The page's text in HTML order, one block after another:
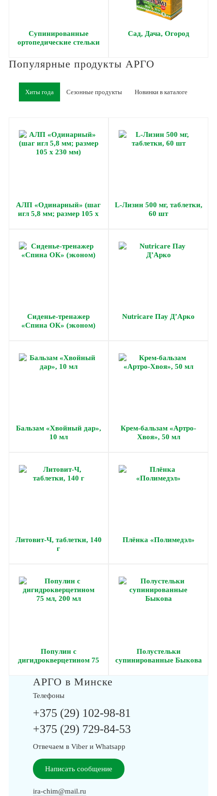
Супинированные
ортопедические стельки
Сад, Дача, Огород
Популярные продукты АРГО
Хиты года Сезонные продукты Новинки в каталоге
АЛП «Одинарный» (шаг
игл 5,8 мм; размер 105 х
L-Лизин 500 мг, таблетки,
60 шт
Cиденье-тренажер
«Спина ОК» (эконом)
Nutricare Пау Д’Арко
Бальзам «Хвойный дар»,
10 мл
Крем-бальзам «Артро-
Хвоя», 50 мл
Литовит-Ч, таблетки, 140
г
Плёнка «Полимедэл»
Популин с
дигидрокверцетином 75
Полустельки
супинированные Быкова
АРГО в Минске
Телефоны
+375 (29) 102-98-81
|
+375 (29) 729-84-53
Отвечаем в Viber и Whatsapp
Написать сообщение
ira-chim@mail.ru